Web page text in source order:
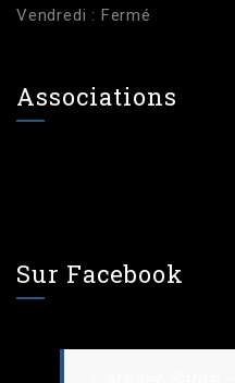
Vendredi : Fermé
Associations
Sur Facebook